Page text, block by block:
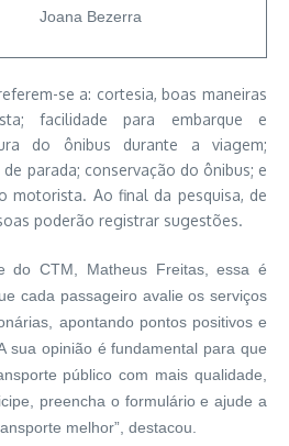
Joana Bezerra
se a: cortesia, boas maneiras
facilidade para embarque e
do ônibus durante a viagem;
parada; conservação do ônibus; e
motorista. Ao final da pesquisa, de
poderão registrar sugestões.
do CTM, Matheus Freitas, essa é
cada passageiro avalie os serviços
apontando pontos positivos e
sua opinião é fundamental para que
público com mais qualidade,
preencha o formulário e ajude a
melhor”, destacou.